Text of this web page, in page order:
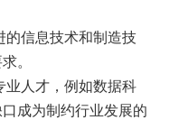
的信息技术和制造技
。
业人才，例如数据科
成为制约行业发展的